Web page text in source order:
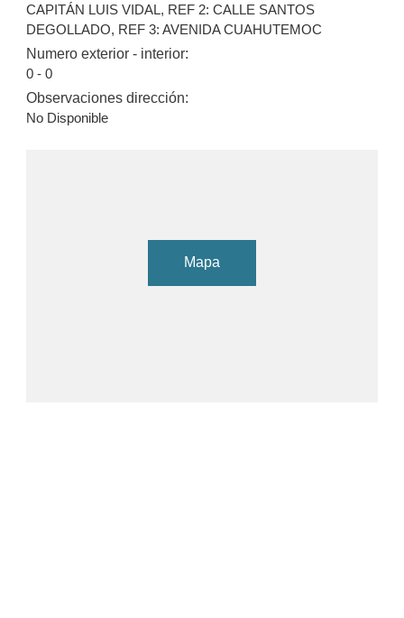
CAPITÁN LUIS VIDAL, REF 2: CALLE SANTOS
DEGOLLADO, REF 3: AVENIDA CUAHUTEMOC
Numero exterior - interior:
0 - 0
Observaciones dirección:
No Disponible
Mapa